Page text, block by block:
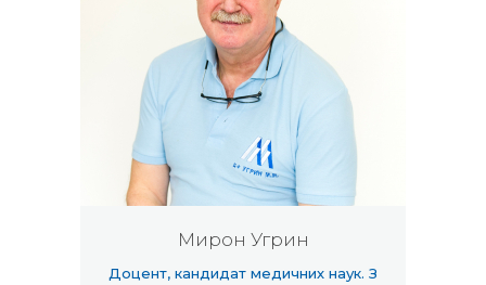
Мирон Угрин
Доцент, кандидат медичних наук. З